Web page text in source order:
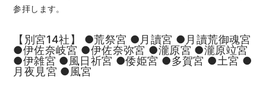
参拝します。
【別宮14社】 ●荒祭宮 ●月讀宮 ●月讀荒御魂宮
●伊佐奈岐宮 ●伊佐奈弥宮 ●瀧原宮 ●瀧原竝宮
●伊雑宮 ●風日祈宮 ●倭姫宮 ●多賀宮 ●土宮 ●
月夜見宮 ●風宮